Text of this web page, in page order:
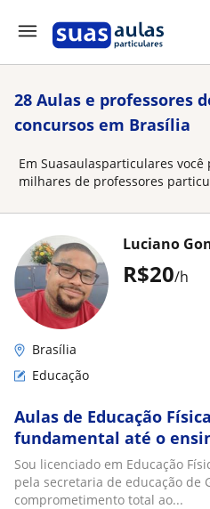
28 Aulas e professores
concursos em Brasília
Em Suasaulasparticulares
milhares de professores
R$20/h
Luciano
Brasília
Educação
Aulas de Educação
fundamental até o
Sou licenciado em Educação
pela secretaria de educação de
comprometimento total ao...